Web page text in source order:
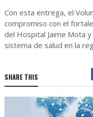
Con esta entrega, el
compromiso con el
del Hospital Jaime Mota
sistema de salud en la
SHARE THIS